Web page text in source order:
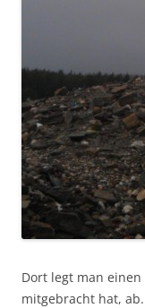
Dort legt man
mitgebracht hat,